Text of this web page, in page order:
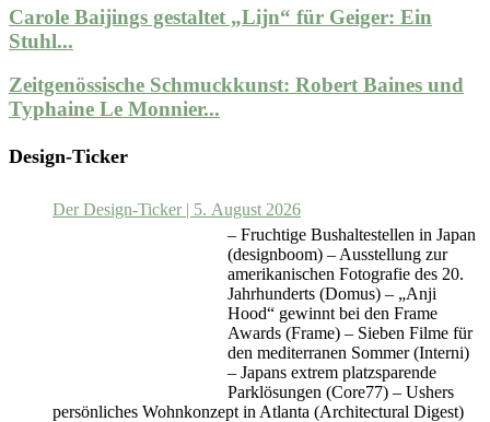
Carole Baijings gestaltet „Lijn“ für Geiger: Ein
Stuhl...
Zeitgenössische Schmuckkunst: Robert Baines und
Typhaine Le Monnier...
Design-Ticker
Der Design-Ticker | 5. August 2026
– Fruchtige Bushaltestellen in Japan
(designboom) – Ausstellung zur
amerikanischen Fotografie des 20.
Jahrhunderts (Domus) – „Anji
Hood“ gewinnt bei den Frame
Awards (Frame) – Sieben Filme für
den mediterranen Sommer (Interni)
– Japans extrem platzsparende
Parklösungen (Core77) – Ushers
persönliches Wohnkonzept in Atlanta (Architectural Digest)